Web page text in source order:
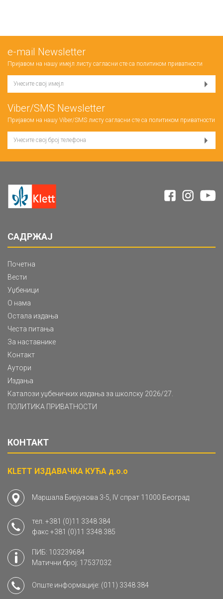
е-mail Newsletter
Пријавом на нашу имејл листу сагласни сте са политиком приватности
Viber/SMS Newsletter
Пријавом на нашу Viber/SMS листу сагласни сте са политиком приватности
САДРЖАЈ
Почетна
Вести
Уџбеници
О нама
Остала издања
Честа питања
За наставнике
Контакт
Аутори
Издања
Каталози уџбеничких издања за школску 2026/27.
ПОЛИТИКА ПРИВАТНОСТИ
КОНТАКТ
KLETT ИЗДАВАЧКА КУЋА д.о.о
Маршала Бирјузова 3-5, IV спрат 11000 Београд
тел. +381 (0)11 3348 384
факс +381 (0)11 3348 385
ПИБ: 103239684
Матични број: 17537032
Опште информације: (011) 3348 384